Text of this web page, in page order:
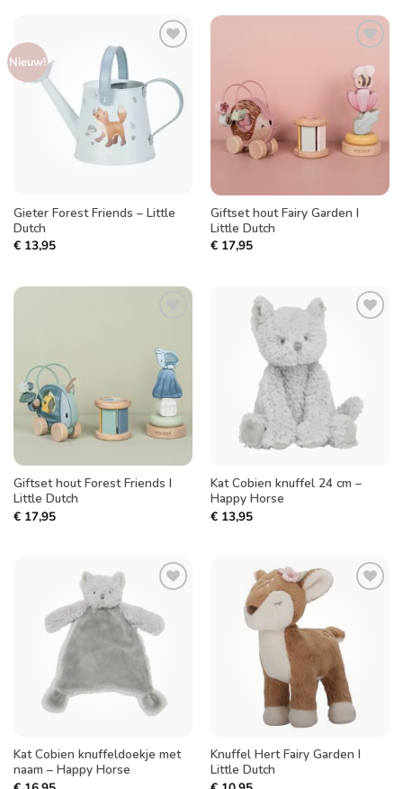
Nieuw!
verlanglijst
Gieter Forest Friends – Little
Dutch
€13,95
aan
verlanglijst
Giftset hout Fairy Garden I
Little Dutch
€17,95
verlanglijst
Giftset hout Forest Friends I
Little Dutch
€17,95
Kat Cobien knuffel 24 cm –
Happy Horse
€13,95
Toevoegen
aan
verlanglijst
Kat Cobien knuffeldoekje met
naam – Happy Horse
verlanglijst
Knuffel Hert Fairy Garden I
Little Dutch